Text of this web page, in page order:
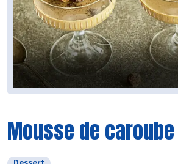
Mousse de